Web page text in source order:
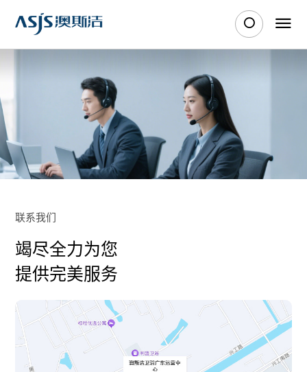
联系我们
竭尽全力为您
提供完美服务